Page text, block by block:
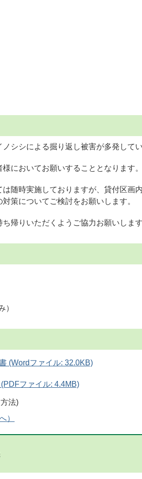
シシによる掘り返し被害が多発して
においてお願いすることとなります
随時実施しておりますが、貸付区画
策についてご検討をお願いします。
帰りいただくようご協力お願いしま
）
(Wordファイル: 32.0KB)
ファイル: 4.4MB)
）